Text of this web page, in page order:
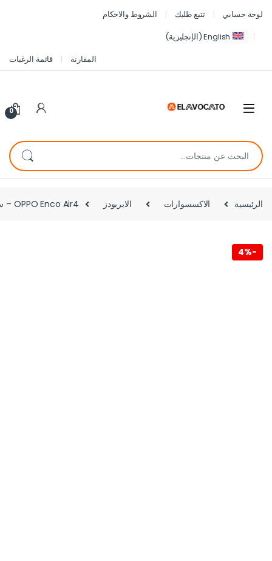
لوحة حسابي تتبع طلبك
الشروط والاحكام
English
(الإنجليزية)
المقارنة
قائمة الرغبات
0
الرئيسية الاكسسوارات الايربودز OPPO Enco Air4 – سماعة أذن بلوتوث داخلية – لون أبيض
-
4%